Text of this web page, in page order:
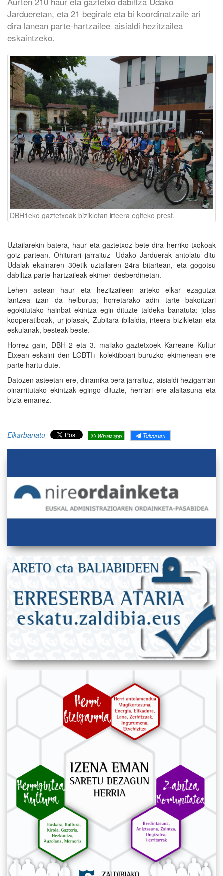
Jardueretan, eta 21 begirale eta bi koordinatzaile ari
dira lanean parte-hartzaileei aisialdi hezitzailea
eskaintzeko.
DBH1eko gaztetxoak bizikletan irteera egiteko prest.
Uztailarekin batera, haur eta gaztetxoz bete dira herriko txokoak
goiz partean. Ohiturari jarraituz, Udako Jarduerak antolatu ditu
Udalak ekainaren 30etik uztailaren 24ra bitartean, eta gogotsu
dabiltza parte-hartzaileak ekimen desberdinetan.
Lehen astean haur eta hezitzaileen arteko elkar ezagutza
lantzea izan da helburua; horretarako adin tarte bakoitzari
egokitutako hainbat ekintza egin dituzte taldeka banatuta: jolas
kooperatiboak, ur-jolasak, Zubitara ibilaldia, irteera bizikletan eta
eskulanak, besteak beste.
Horrez gain, DBH 2 eta 3. mailako gaztetxoek Karreane Kultur
Etxean eskaini den LGBTI+ kolektiboari buruzko ekimenean ere
parte hartu dute.
Datozen asteetan ere, dinamika bera jarraituz, aisialdi hezigarrian
oinarritutako ekintzak egingo dituzte, herriari ere alaitasuna eta
bizia emanez.
Elkarbanatu Whatsapp Telegram